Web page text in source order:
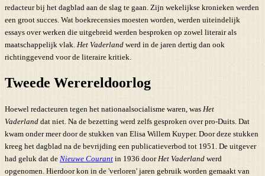
redacteur bij het dagblad aan de slag te gaan. Zijn wekelijkse kronieken werden
een groot succes. Wat boekrecensies moesten worden, werden uiteindelijk
essays over werken die uitgebreid werden besproken op zowel literair als
maatschappelijk vlak. Het Vaderland werd in de jaren dertig dan ook
richtinggevend voor de literaire kritiek.
Tweede Werereldoorlog
Hoewel redacteuren tegen het nationaalsocialisme waren, was Het
Vaderland dat niet. Na de bezetting werd zelfs gesproken over pro-Duits. Dat
kwam onder meer door de stukken van Elisa Willem Kuyper. Door deze stukken
kreeg het dagblad na de bevrijding een publicatieverbod tot 1951. De uitgever
had geluk dat de Nieuwe Courant in 1936 door Het Vaderland werd
opgenomen. Hierdoor kon in de 'verloren' jaren gebruik worden gemaakt van